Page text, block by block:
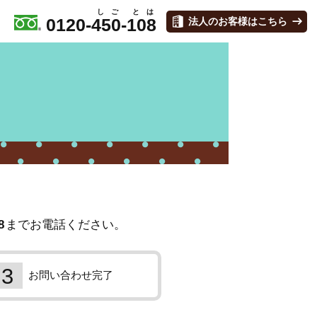
0120-450-108 法人のお客様はこちら
までお電話ください。
お問い合わせ完了